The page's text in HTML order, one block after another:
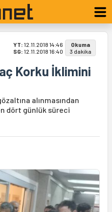
YT: 12.11.2018 14:46
SG: 12.11.2018 16:40
Okuma
3 dakika
Korku İklimini
alınmasından
dört günlük süreci